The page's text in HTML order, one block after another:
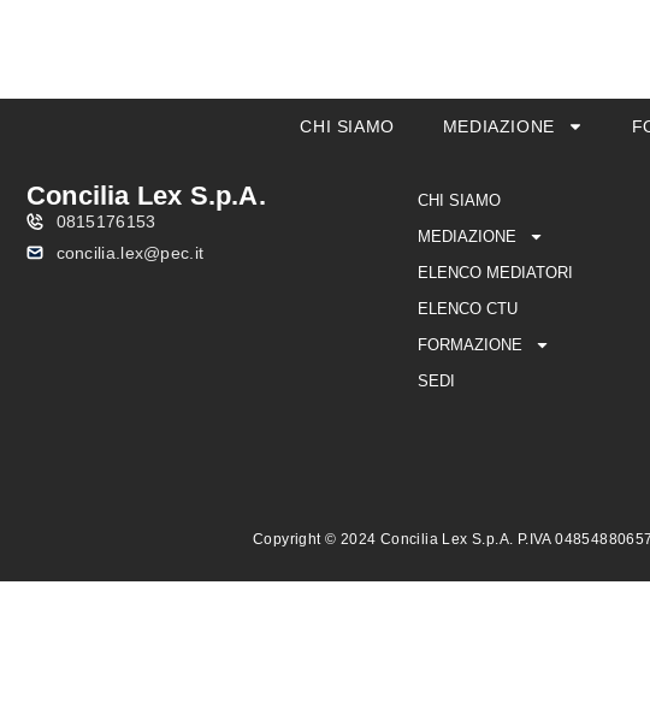
CHI SIAMO MEDIAZIONE
Concilia Lex S.p.A.
0815176153
concilia.lex@pec.it
CHI SIAMO
MEDIAZIONE
ELENCO MEDIATORI
ELENCO CTU
FORMAZIONE
SEDI
Copyright © 2024 Concilia Lex S.p.A. P.IVA